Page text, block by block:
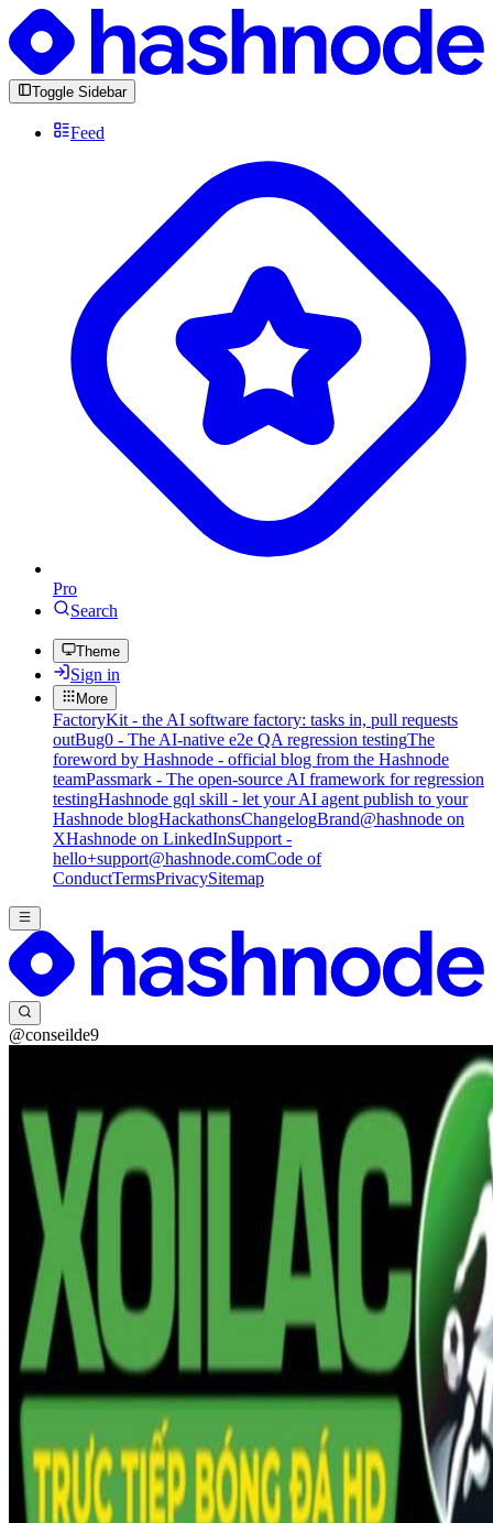
Toggle Sidebar
Feed
Pro
Search
Theme
Sign in
More
FactoryKit - the AI software factory: tasks in, pull requests
outBug0 - The AI-native e2e QA regression testingThe
foreword by Hashnode - official blog from the Hashnode
teamPassmark - The open-source AI framework for regression
testingHashnode gql skill - let your AI agent publish to your
Hashnode blogHackathonsChangelogBrand@hashnode on
XHashnode on LinkedInSupport -
hello+support@hashnode.comCode of
ConductTermsPrivacySitemap
@conseilde9